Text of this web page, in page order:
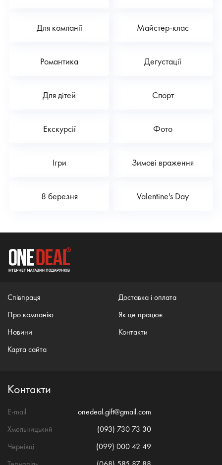
Для компанії Майстер-клас
Романтика Дегустації
Для дітей Спорт
Екскурсії Фото
Ігри Зимові враження
8 березня Valentine's Day
Співпраця
Про компанію
Новини
Карта сайта
Доставка і оплата
Як це працює
Контакти
Контакти
E-mail
onedeal.gift@gmail.com
Хмельницький
(093) 730 73 30
Чернівці
(099) 000 42 49